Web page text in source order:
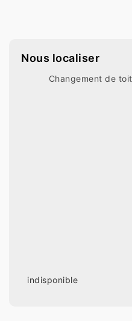
Nous localiser
Changement de
indisponible